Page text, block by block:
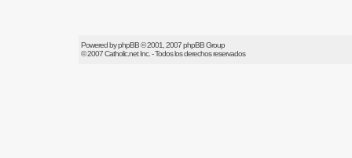
Powered byphpBB© 2001, 2007 phpBB Group
© 2007Catholic.netInc. - Todos los derechos reservados